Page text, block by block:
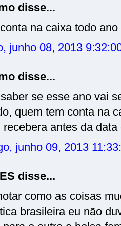
disse...
na caixa todo
junho 08, 2013
disse...
se esse ano vai
quem tem conta na
recebera antes da
junho 09, 2013
disse...
como as coisas
brasileira eu não